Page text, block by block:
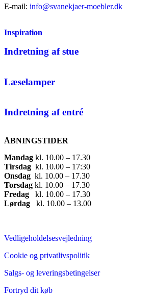
E-mail: info@svanekjaer-moebler.dk
Inspiration
Indretning af stue
Læselamper
Indretning af entré
ÅBNINGSTIDER
Mandag ​ kl. 10.00 – 17.30​
Tirsdag ​ kl. 10.00 – 17:30​
Onsdag ​ kl. 10.00 – 17.30​
Torsdag ​ kl. 10.00 – 17.30​
Fredag ​ kl. 10.00 – 17.30​
Lørdag ​ kl. 10.00 – 13.00
Vedligeholdelsesvejledning
Cookie og privatlivspolitik
Salgs- og leveringsbetingelser
Fortryd dit køb